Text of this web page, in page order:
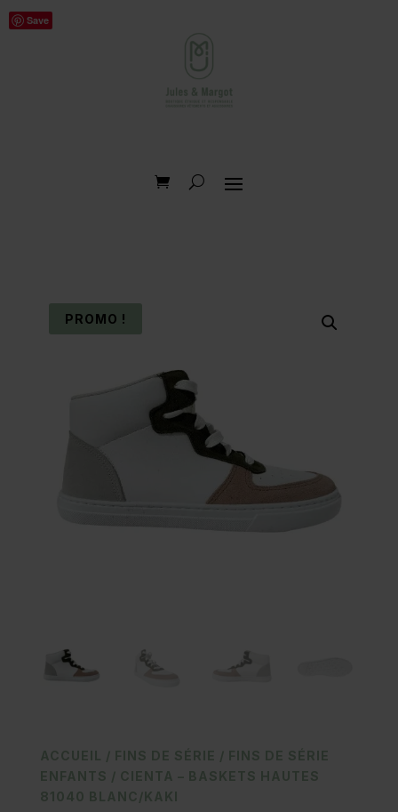
Save
PROMO !
ACCUEIL / FINS DE SÉRIE / FINS DE SÉRIE
ENFANTS / CIENTA – BASKETS HAUTES
81040 BLANC/KAKI